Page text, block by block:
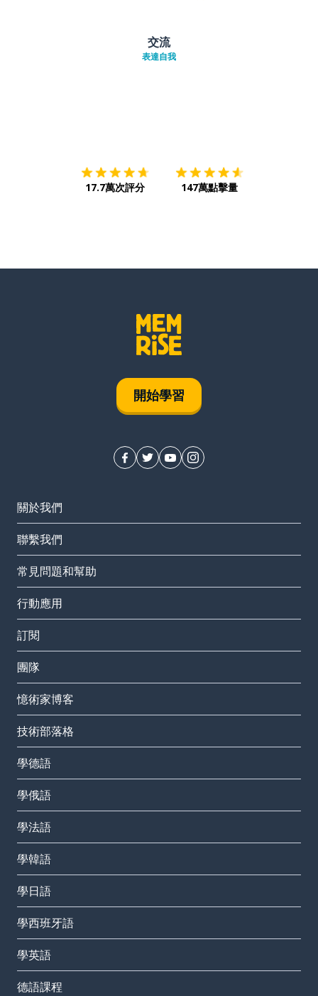
交流
表達自我
17.7萬次評分 147萬點擊量
開始學習
關於我們
聯繫我們
常見問題和幫助
行動應用
訂閱
團隊
憶術家博客
技術部落格
學德語
學俄語
學法語
學韓語
學日語
學西班牙語
學英語
德語課程